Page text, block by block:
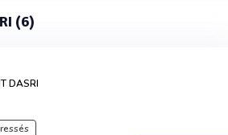
(6)
DASRI